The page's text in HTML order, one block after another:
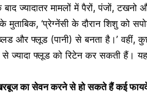
ज्यादातर मामलों में पैरों, पंजों,
मुताबिक, ‘प्रेग्नेंसी के दौरान शिशु को
और फ्लूड (पानी) से बनता है।’ वहीं,
से ज्यादा फ्लूड को रिटेन कर सकती हैं।
खरबूज का सेवन करने से हो सकते हैं कई